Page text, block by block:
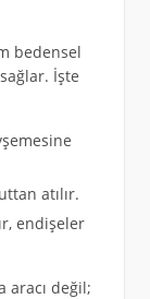
bedensel
İşte
atılır.
endişeler
aracı değil;